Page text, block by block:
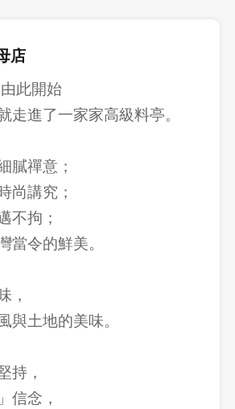
店
此開始
走進了一家家高級料亭。
膩禪意；
尚講究；
不拘；
當令的鮮美。
，
與土地的美味。
持，
信念，